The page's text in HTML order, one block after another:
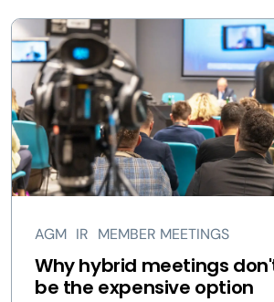
AGM IR MEMBER MEETINGS
Why hybrid meetings
be the expensive option